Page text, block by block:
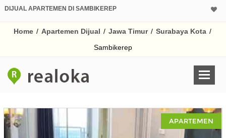
DIJUAL APARTEMEN DI SAMBIKEREP
Home / Apartemen Dijual / Jawa Timur / Surabaya Kota /
Sambikerep
APARTEMEN